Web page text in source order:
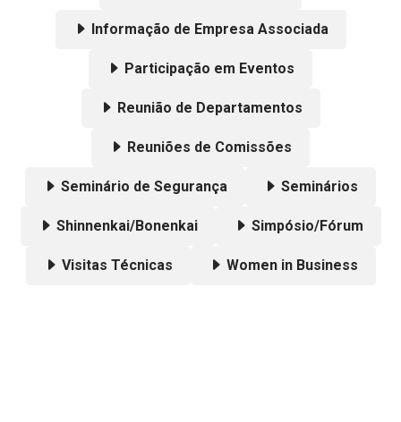
Informação de Empresa Associada
Participação em Eventos
Reunião de Departamentos
Reuniões de Comissões
Seminário de Segurança Seminários
Shinnenkai/Bonenkai Simpósio/Fórum
Visitas Técnicas Women in Business